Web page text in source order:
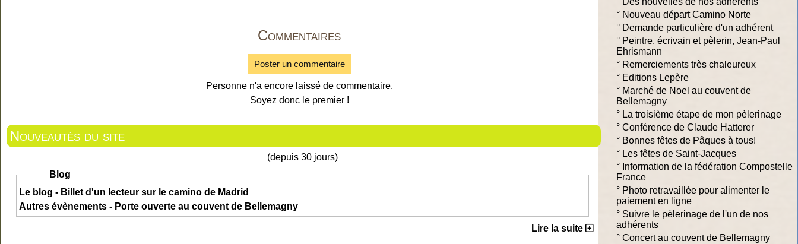
Commentaires
Poster un commentaire
Personne n'a encore laissé de commentaire.
Soyez donc le premier !
Nouveautés du site
(depuis 30 jours)
Blog
Le blog - Billet d'un lecteur sur le camino de Madrid
Autres évènements - Porte ouverte au couvent de Bellemagny
Lire la suite
° Nouveau départ Camino Norte
° Demande particulière d'un adhérent
° Peintre, écrivain et pèlerin, Jean-Paul
Ehrismann
° Remerciements très chaleureux
° Editions Lepère
° Marché de Noel au couvent de
Bellemagny
° La troisième étape de mon pèlerinage
° Conférence de Claude Hatterer
° Bonnes fêtes de Pâques à tous!
° Les fêtes de Saint-Jacques
° Information de la fédération Compostelle
France
° Photo retravaillée pour alimenter le
paiement en ligne
° Suivre le pèlerinage de l'un de nos
adhérents
° Concert au couvent de Bellemagny